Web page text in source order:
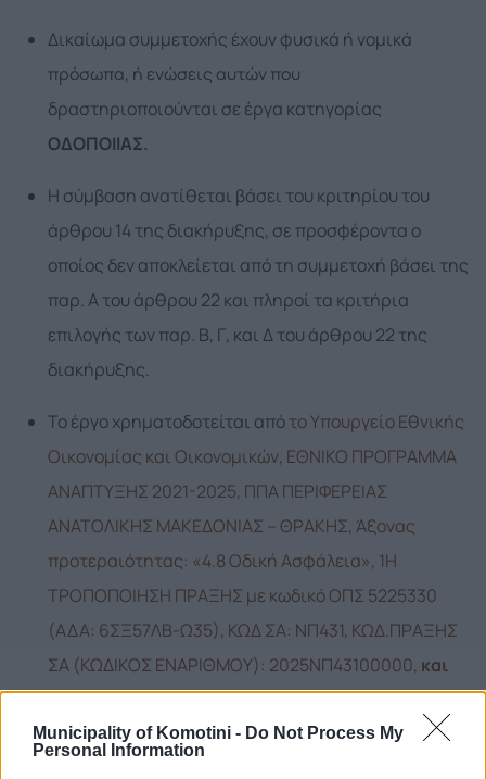
Municipality of Komotini - Do Not Process My
Personal Information
Δικαίωμα συμμετοχής έχουν φυσικά ή νομικά
πρόσωπα, ή ενώσεις αυτών που
δραστηριοποιούνται σε έργα κατηγορίας
ΟΔΟΠΟΙΙΑΣ.
Η σύμβαση ανατίθεται βάσει του κριτηρίου του
άρθρου 14 της διακήρυξης, σε προσφέροντα ο
οποίος δεν αποκλείεται από τη συμμετοχή βάσει της
παρ. Α του άρθρου 22 και πληροί τα κριτήρια
επιλογής των παρ. Β, Γ, και Δ του άρθρου 22 της
διακήρυξης.
Το έργο χρηματοδοτείται απότο Υπουργείο Εθνικής
Οικονομίας και Οικονομικών, ΕΘΝΙΚΟ ΠΡΟΓΡΑΜΜΑ
ΑΝΑΠΤΥΞΗΣ 2021-2025, ΠΠΑ ΠΕΡΙΦΕΡΕΙΑΣ
ΑΝΑΤΟΛΙΚΗΣ ΜΑΚΕΔΟΝΙΑΣ – ΘΡΑΚΗΣ, Άξονας
προτεραιότητας: «4.8 Οδική Ασφάλεια», 1Η
ΤΡΟΠΟΠΟΙΗΣΗ ΠΡΑΞΗΣ με κωδικό ΟΠΣ 5225330
(ΑΔΑ: 6ΣΞ57ΛΒ-Ω35), ΚΩΔ ΣΑ: ΝΠ431, ΚΩΔ.ΠΡΑΞΗΣ
ΣΑ (ΚΩΔΙΚΟΣ ΕΝΑΡΙΘΜΟΥ): 2025ΝΠ43100000, και
είναι εγγεγραμμένο στον Τακτικό Προϋπολογισμό
του Δήμου με Κωδικό Αριθ. Εξ. 64.7333.02
με τον